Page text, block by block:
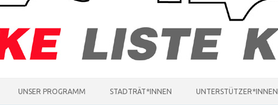
UNSER PROGRAMM STADTRÄT*INNEN UNTERSTÜTZER*INNEN